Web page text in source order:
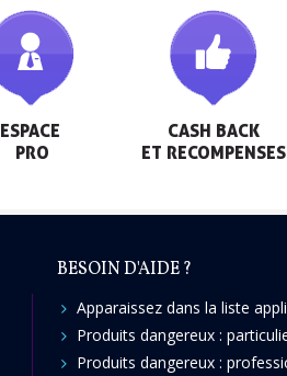
pour chaque parrainage
: 5€ de réduction
ESPACE
PRO
CASH BACK
ET RECOMPENSES
BESOIN D'AIDE ?
Apparaissez dans la liste
Produits dangereux :
Produits dangereux :